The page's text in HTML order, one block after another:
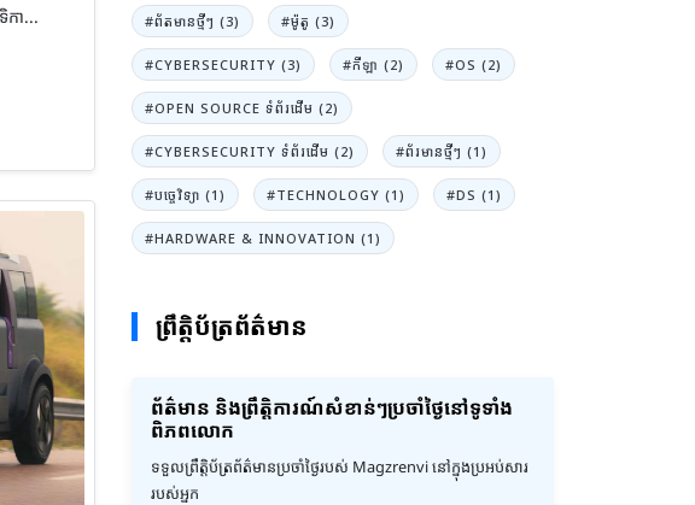
ា...
#ព័តមានថ្មីៗ (3) #ម៉ូតូ (3)
#CYBERSECURITY (3) #កីឡា (2) #OS (2)
#OPEN SOURCE ទំព័រដើម (2)
#CYBERSECURITY ទំព័រដើម (2) #ព័រមានថ្មីៗ (1)
#បច្ចេវិទ្យា (1) #TECHNOLOGY (1) #DS (1)
#HARDWARE & INNOVATION (1)
ព្រឹត្តិប័ត្រព័ត៌មាន
ព័ត៌មាន និងព្រឹត្តិការណ៍សំខាន់ៗប្រចាំថ្ងៃនៅទូទាំង
ពិភពលោក
ទទួលព្រឹត្តិប័ត្រព័ត៌មានប្រចាំថ្ងៃរបស់ Magzrenvi នៅក្នុងប្រអប់សារ
របស់អ្នក